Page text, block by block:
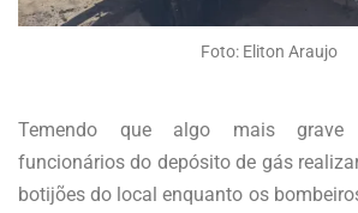
Foto: Eliton Araujo
Temendo que algo mais grave
funcionários do depósito de gás
botijões do local enquanto os